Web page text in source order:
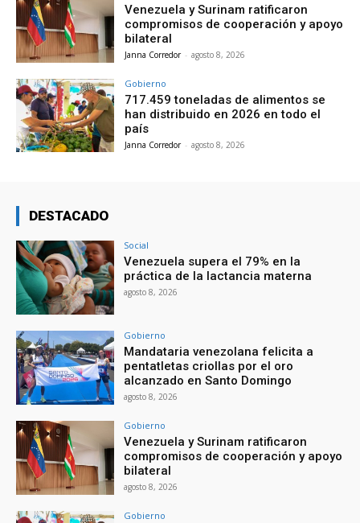
Venezuela y Surinam ratificaron
compromisos de cooperación y apoyo
bilateral
Janna Corredor - agosto 8, 2026
Gobierno
717.459 toneladas de alimentos se
han distribuido en 2026 en todo el
país
Janna Corredor - agosto 8, 2026
DESTACADO
Social
Venezuela supera el 79% en la
práctica de la lactancia materna
agosto 8, 2026
Gobierno
Mandataria venezolana felicita a
pentatletas criollas por el oro
alcanzado en Santo Domingo
agosto 8, 2026
Gobierno
Venezuela y Surinam ratificaron
compromisos de cooperación y apoyo
bilateral
agosto 8, 2026
Gobierno